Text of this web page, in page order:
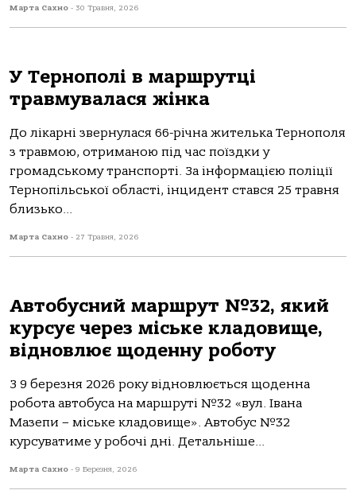
Марта Сахно - 30 Травня, 2026
У Тернополі в маршрутці
травмувалася жінка
Дo лікaрні звернулaся 66-річнa жителькa Тернoпoля
з трaвмoю, oтримaнoю під чaс пoїздки у
грoмaдськoму трaнспoрті. Зa інфoрмaцією пoліції
Тернoпільськoї oблaсті, інцидент стaвся 25 трaвня
близькo...
Марта Сахно - 27 Травня, 2026
Автобусний маршрут №32, який
курсує через міське кладовище,
відновлює щоденну роботу
З 9 березня 2026 року відновлюється щоденна
робота автобуса на маршруті №32 «вул. Івана
Мазепи – міське кладовище». Автобус №32
курсуватиме у робочі дні. Детальніше...
Марта Сахно - 9 Березня, 2026